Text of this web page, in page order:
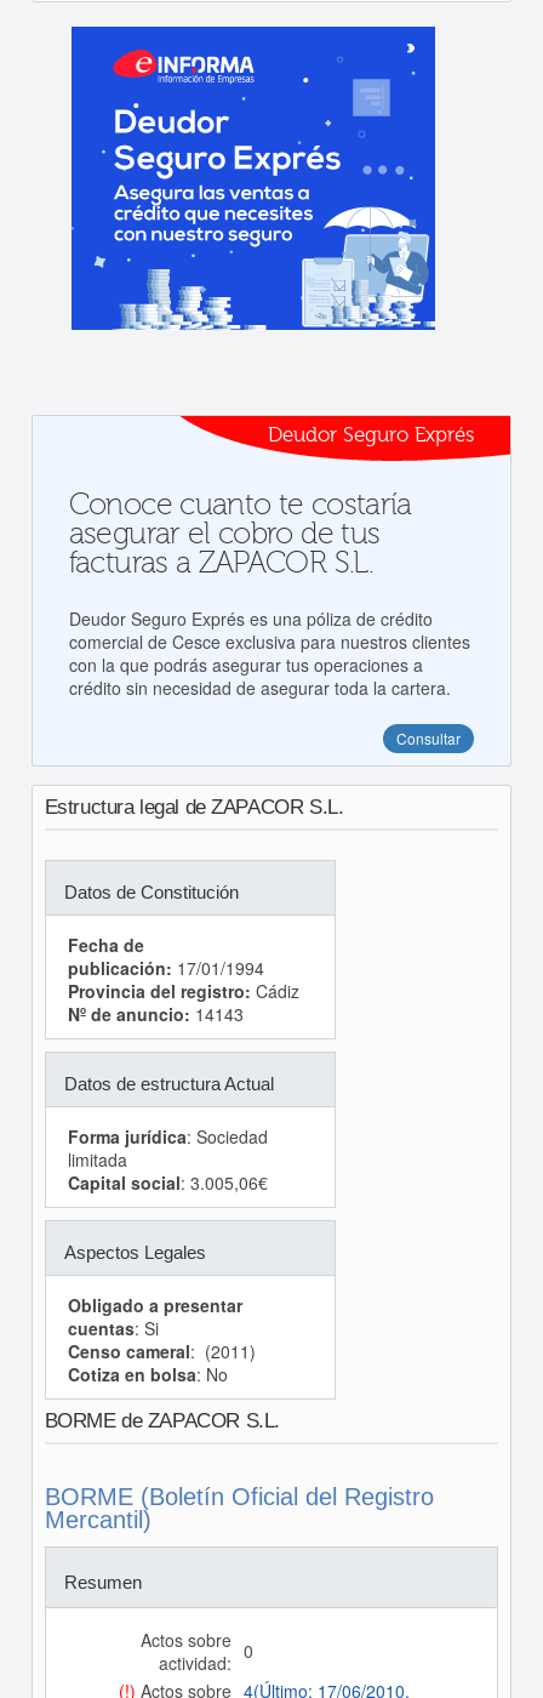
Deudor Seguro Exprés
Conoce cuanto te costaría
asegurar el cobro de tus
facturas a ZAPACOR S.L.
Deudor Seguro Exprés es una póliza de crédito
comercial de Cesce exclusiva para nuestros clientes
con la que podrás asegurar tus operaciones a
crédito sin necesidad de asegurar toda la cartera.
Consultar
Estructura legal de ZAPACOR S.L.
Datos de Constitución
Fecha de
publicación: 17/01/1994
Provincia del registro: Cádiz
Nº de anuncio: 14143
Datos de estructura Actual
Forma jurídica: Sociedad
limitada
Capital social: 3.005,06€
Aspectos Legales
Obligado a presentar
cuentas: Si
Censo cameral: (2011)
Cotiza en bolsa: No
BORME de ZAPACOR S.L.
BORME (Boletín Oficial del Registro
Mercantil)
Resumen
Actos sobre
actividad: 0
(!) Actos sobre 4(Último: 17/06/2010,